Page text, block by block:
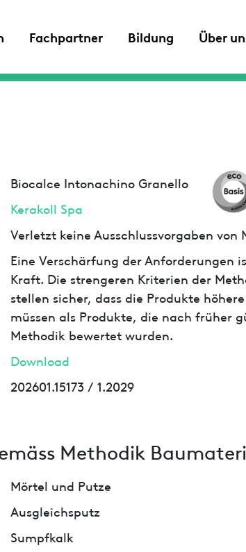
Fachpartner Bildung Über
Biocalce Intonachino Granello
Kerakoll Spa
Verletzt keine Ausschlussvorgaben von
Eine Verschärfung der Anforderungen
Kraft. Die strengeren Kriterien der
stellen sicher, dass die Produkte
müssen als Produkte, die nach früher
Methodik bewertet wurden.
Download
202601.15173 / 1.2029
Methodik
Mörtel und Putze
Ausgleichsputz
Sumpfkalk